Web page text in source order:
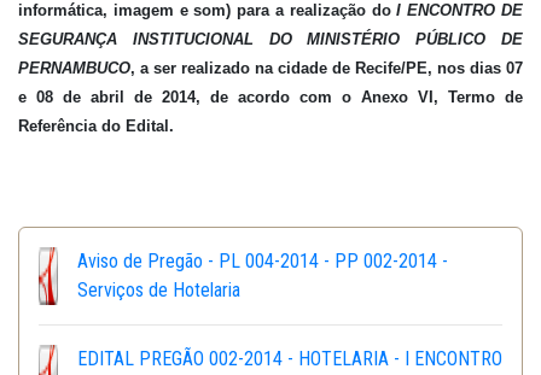
informática, imagem e som) para a realização doI ENCONTRO DE
SEGURANÇA INSTITUCIONAL DO MINISTÉRIO PÚBLICO DE
PERNAMBUCO, a ser realizado na cidade de Recife/PE, nos dias 07
e 08 de abril de 2014, de acordo com o Anexo VI, Termo de
Referência do Edital.
Aviso de Pregão - PL 004-2014 - PP 002-2014 -
Serviços de Hotelaria
EDITAL PREGÃO 002-2014 - HOTELARIA - I ENCONTRO